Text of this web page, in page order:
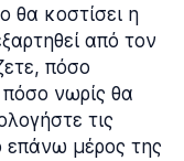
θα κοστίσει η
από τον
πόσο
πόσο νωρίς θα
τις
επάνω μέρος της